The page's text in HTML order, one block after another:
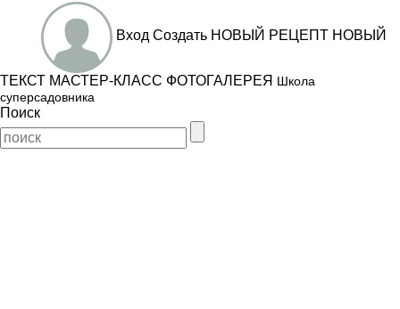
Вход Создать НОВЫЙ РЕЦЕПТ НОВЫЙ
ТЕКСТ МАСТЕР-КЛАСС ФОТОГАЛЕРЕЯ Школа
суперсадовника
Поиск